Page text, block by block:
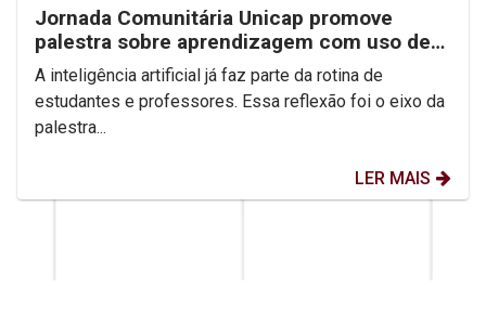
Jornada Comunitária Unicap promove
palestra sobre aprendizagem com uso de
IA
A inteligência artificial já faz parte da rotina de
estudantes e professores. Essa reflexão foi o eixo da
palestra...
LER MAIS